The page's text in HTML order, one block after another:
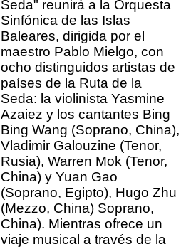
Seda" reunirá a la Orquesta
Sinfónica de las Islas
Baleares, dirigida por el
maestro Pablo Mielgo, con
ocho distinguidos artistas de
países de la Ruta de la
Seda: la violinista Yasmine
Azaiez y los cantantes Bing
Bing Wang (Soprano, China),
Vladimir Galouzine (Tenor,
Rusia), Warren Mok (Tenor,
China) y Yuan Gao
(Soprano, Egipto), Hugo Zhu
(Mezzo, China) Soprano,
China). Mientras ofrece un
viaje musical a través de la